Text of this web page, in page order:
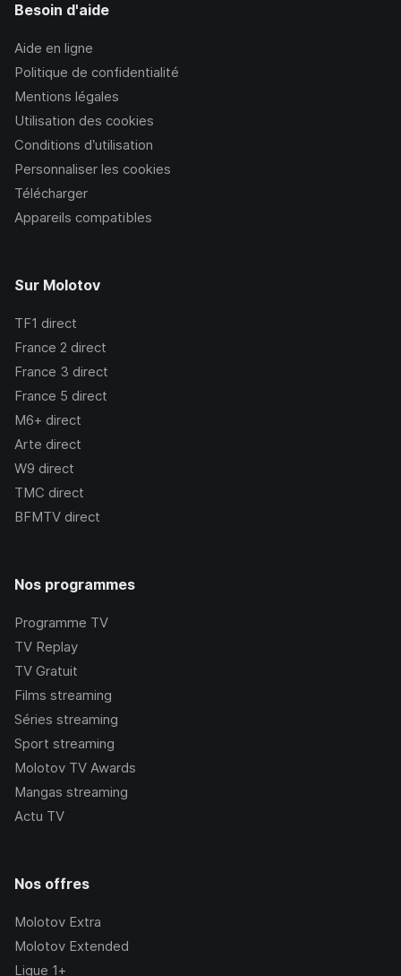
Besoin d'aide
Aide en ligne
Politique de confidentialité
Mentions légales
Utilisation des cookies
Conditions d’utilisation
Personnaliser les cookies
Télécharger
Appareils compatibles
Sur Molotov
TF1 direct
France 2 direct
France 3 direct
France 5 direct
M6+ direct
Arte direct
W9 direct
TMC direct
BFMTV direct
Nos programmes
Programme TV
TV Replay
TV Gratuit
Films streaming
Séries streaming
Sport streaming
Molotov TV Awards
Mangas streaming
Actu TV
Nos offres
Molotov Extra
Molotov Extended
Ligue 1+